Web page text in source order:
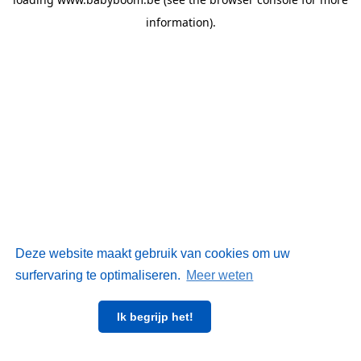
Deze website maakt gebruik van cookies om uw
surfervaring te optimaliseren. Meer weten
Ik begrijp het!
information).